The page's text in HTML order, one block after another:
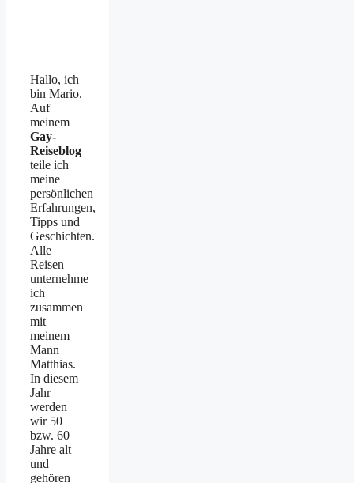
Hallo, ich
bin Mario.
Auf
meinem
Gay-
Reiseblog
teile ich
meine
persönlichen
Erfahrungen,
Tipps und
Geschichten.
Alle
Reisen
unternehme
ich
zusammen
mit
meinem
Mann
Matthias.
In diesem
Jahr
werden
wir 50
bzw. 60
Jahre alt
und
gehören